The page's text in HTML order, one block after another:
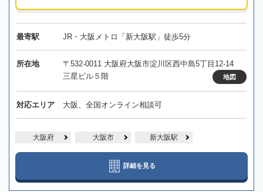
最寄駅 JR・大阪メトロ「新大阪駅」徒歩5分
所在地
〒532-0011 大阪府大阪市淀川区西中島5丁目12-14
三星ビル５階
地図
対応エリア 大阪、全国オンライン相談可
大阪府 大阪市 新大阪駅
詳細を見る